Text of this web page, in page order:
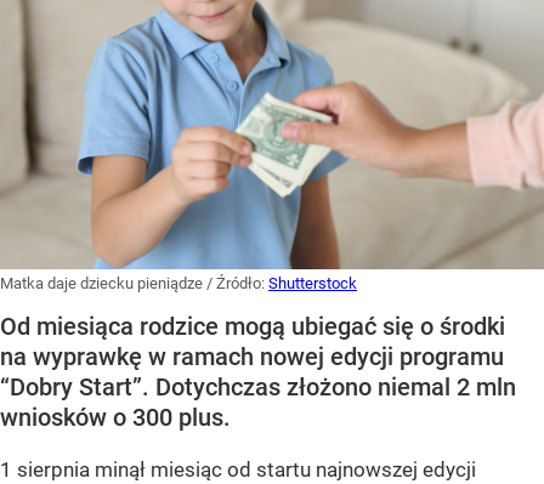
Matka daje dziecku pieniądze / Źródło: Shutterstock
Od miesiąca rodzice mogą ubiegać się o środki
na wyprawkę w ramach nowej edycji programu
“Dobry Start”. Dotychczas złożono niemal 2 mln
wniosków o 300 plus.
1 sierpnia minął miesiąc od startu najnowszej edycji